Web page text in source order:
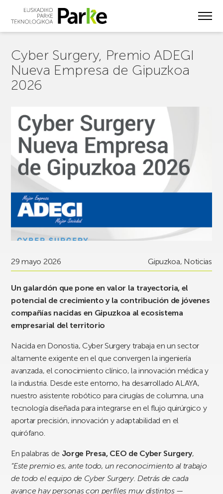
Cyber Surgery, Premio ADEGI
Nueva Empresa de Gipuzkoa
2026
29 mayo 2026 Gipuzkoa, Noticias
Un galardón que pone en valor la trayectoria, el
potencial de crecimiento y la contribución de jóvenes
compañías nacidas en Gipuzkoa al ecosistema
empresarial del territorio
Nacida en Donostia, Cyber Surgery trabaja en un sector
altamente exigente en el que convergen la ingeniería
avanzada, el conocimiento clínico, la innovación médica y
la industria. Desde este entorno, ha desarrollado ALAYA,
nuestro asistente robótico para cirugías de columna, una
tecnología diseñada para integrarse en el flujo quirúrgico y
aportar precisión, innovación y adaptabilidad en el
quirófano.
En palabras de Jorge Presa, CEO de Cyber Surgery,
“Este premio es, ante todo, un reconocimiento al trabajo
de todo el equipo de Cyber Surgery. Detrás de cada
avance hay personas con perfiles muy distintos —